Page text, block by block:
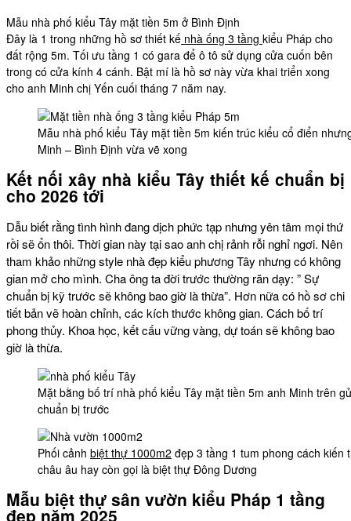
Mẫu nhà phố kiểu Tây mặt tiền 5m ở Bình Định
Đây là 1 trong những hồ sơ thiết kế nhà ống 3 tầng kiểu Pháp cho
đất rộng 5m. Tối ưu tầng 1 có gara để ô tô sử dụng cửa cuốn bên
trong có cửa kính 4 cánh. Bật mí là hồ sơ này vừa khai triển xong
cho anh Minh chị Yến cuối tháng 7 năm nay.
Mẫu nhà phố kiểu Tây mặt tiền 5m kiến trúc kiểu cổ điển
Minh – Bình Định vừa vẽ xong
Kết nối xây nhà kiểu Tây thiết kế chuẩn bị
cho 2026 tới
Dẫu biết rằng tình hình đang dịch phức tạp nhưng yên tâm mọi thứ
rồi sẽ ổn thôi. Thời gian này tại sao anh chị rảnh rỗi nghỉ ngơi. Nên
tham khảo những style nhà đẹp kiểu phương Tây nhưng có không
gian mở cho mình. Cha ông ta đời trước thường răn dạy: ” Sự
chuẩn bị kỹ trước sẽ không bao giờ là thừa”. Hơn nữa có hồ sơ chi
tiết bản vẽ hoàn chỉnh, các kích thước không gian. Cách bố trí
phong thủy. Khoa học, kết cấu vững vàng, dự toán sẽ không bao
giờ là thừa.
Mặt bằng bố trí nhà phố kiểu Tây mặt tiền 5m anh Minh trên
chuẩn bị trước
Phối cảnh biệt thự 1000m2 đẹp 3 tầng 1 tum phong cách kiến
châu âu hay còn gọi là biệt thự Đông Dương
Mẫu biệt thự sân vườn kiểu Pháp 1 tầng
đẹp năm 2025